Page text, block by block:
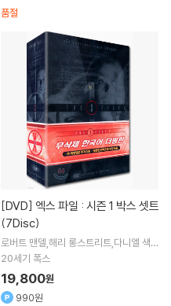
품절
[DVD]
(7Disc)
로버트 맨델,해리 롱스트리트,다니엘 색헤
임
20세기 폭스
19,800원
990원